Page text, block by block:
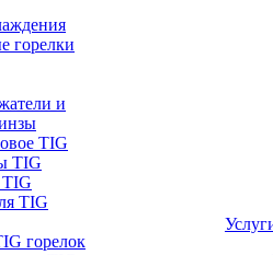
горелки
и
TIG
TIG
TIG
горелок